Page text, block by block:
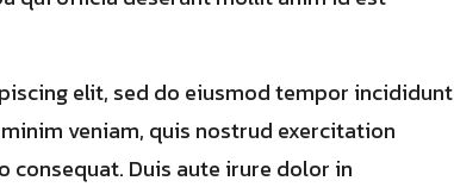
elit, sed do eiusmod tempor incididunt
veniam, quis nostrud exercitation
consequat. Duis aute irure dolor in